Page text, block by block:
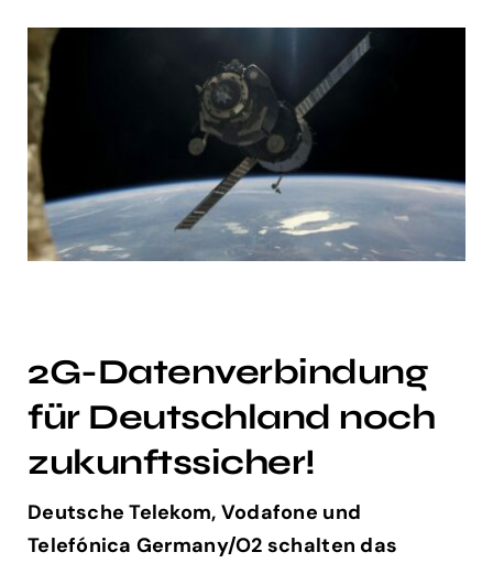
2G-Datenverbindung
für Deutschland noch
zukunftssicher!
Deutsche Telekom, Vodafone und
Telefónica Germany/O2 schalten das